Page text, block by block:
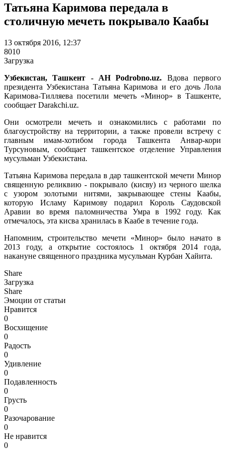
Татьяна Каримова передала в
столичную мечеть покрывало Каабы
13 октября 2016, 12:37
8010
Загрузка
Узбекистан, Ташкент - АН Podrobno.uz. Вдова первого
президента Узбекистана Татьяна Каримова и его дочь Лола
Каримова-Тилляева посетили мечеть «Минор» в Ташкенте,
сообщает Darakchi.uz.
Они осмотрели мечеть и ознакомились с работами по
благоустройству на территории, а также провели встречу с
главным имам-хотибом города Ташкента Анвар-кори
Турсуновым, сообщает ташкентское отделение Управления
мусульман Узбекистана.
Татьяна Каримова передала в дар ташкентской мечети Минор
священную реликвию - покрывало (кисву) из черного шелка
с узором золотыми нитями, закрывающее стены Каабы,
которую Исламу Каримову подарил Король Саудовской
Аравии во время паломничества Умра в 1992 году. Как
отмечалось, эта кисва хранилась в Каабе в течение года.
Напомним, строительство мечети «Минор» было начато в
2013 году, а открытие состоялось 1 октября 2014 года,
накануне священного праздника мусульман Курбан Хайита.
Share
Загрузка
Share
Эмоции от статьи
Нравится
0
Восхищение
0
Радость
0
Удивление
0
Подавленность
0
Грусть
0
Разочарование
0
Не нравится
0